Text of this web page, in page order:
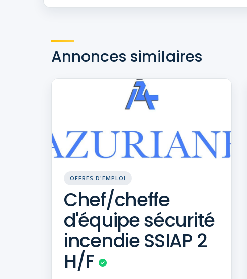
Annonces similaires
OFFRES D'EMPLOI
Chef/cheffe
d'équipe sécurité
incendie SSIAP 2
H/F